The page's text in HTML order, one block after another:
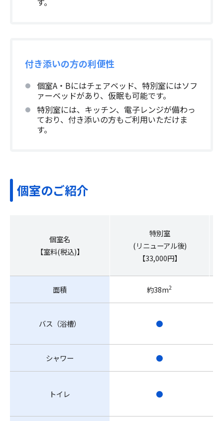
付き添いの方の利便性
個室A・Bにはチェアベッド、特別室にはソフ
ァーベッドがあり、仮眠も可能です。
特別室には、キッチン、電子レンジが備わっ
ており、付き添いの方もご利用いただけま
す。
個室のご紹介
個室名
【室料(税込)】
特別室
(リニューアル後)
【33,000円】
面積 約38m2
バス（浴槽） ●
シャワー ●
トイレ ●